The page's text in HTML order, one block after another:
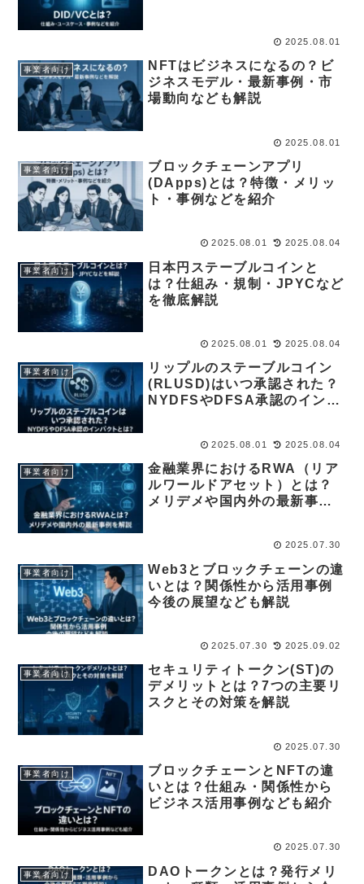
2025.08.01
事業者向け
NFTはビジネスになるの？ビ
ジネスモデル・最新事例・市
場動向なども解説
2025.08.01
事業者向け
ブロックチェーンアプリ
(DApps)とは？特徴・メリッ
ト・事例などを紹介
2025.08.01 2025.08.04
事業者向け
日本円ステーブルコインと
は？仕組み・規制・JPYCなど
を徹底解説
2025.08.01 2025.08.04
事業者向け
リップルのステーブルコイン
(RLUSD)はいつ承認された？
NYDFSやDFSA承認のインパ
2025.08.01 2025.08.04
事業者向け
金融業界におけるRWA（リア
ルワールドアセット）とは？
メリデメや国内外の最新事例
2025.07.30
事業者向け
Web3とブロックチェーンの違
いとは？関係性から活用事例
今後の展望なども解説
2025.07.30 2025.09.02
事業者向け
セキュリティトークン(ST)の
デメリットとは？7つの主要リ
スクとその対策を解説
2025.07.30
事業者向け
ブロックチェーンとNFTの違
いとは？仕組み・関係性から
ビジネス活用事例なども紹介
2025.07.30
事業者向け
DAOトークンとは？発行メリ